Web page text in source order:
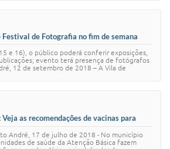
Festival de Fotografia no fim de semana
e 16), o público poderá conferir exposições,
evento terá presença de fotógrafos
12 de setembro de 2018 – A Vila de
as recomendações de vacinas para
André, 17 de julho de 2018 - No município
de saúde da Atenção Básica fazem